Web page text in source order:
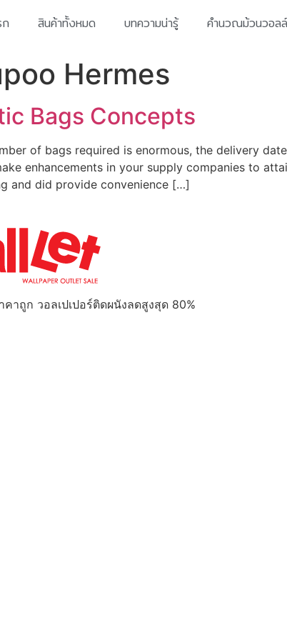
สินค้าทั้งหมด บทความน่ารู้ คำนวณม้วนวอลล์
Hermes
Bags Concepts
of bags required is enormous, the delivery
enhancements in your supply companies to
and did provide convenience […]
คาถูก วอลเปเปอร์ติดผนังลดสูงสุด 80%